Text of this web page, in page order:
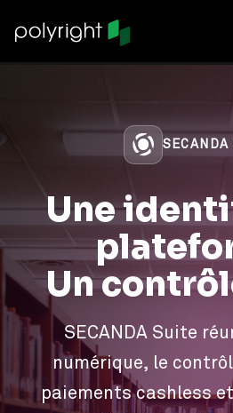
SECANDA
Une
Un
SECANDA Suite
numérique, le
paiements cashless